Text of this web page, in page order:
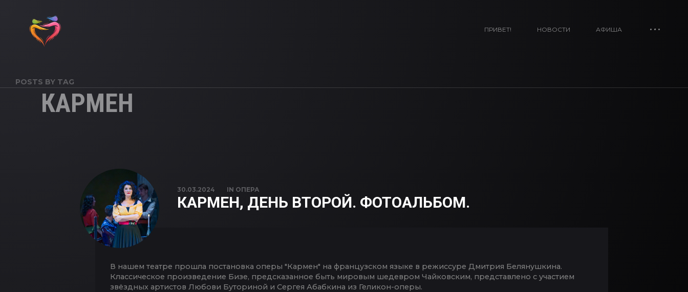
ПРИВЕТ! НОВОСТИ АФИША
POSTS BY TAG
КАРМЕН
30.03.2024 IN ОПЕРА
КАРМЕН, ДЕНЬ ВТОРОЙ. ФОТОАЛЬБОМ.
В нашем театре прошла постановка оперы "Кармен" на французском языке в режиссуре Дмитрия Белянушкина.
Классическое произведение Бизе, предсказанное быть мировым шедевром Чайковским, представлено с участием
звёздных артистов Любови Буториной и Сергея Абабкина из Геликон-оперы.